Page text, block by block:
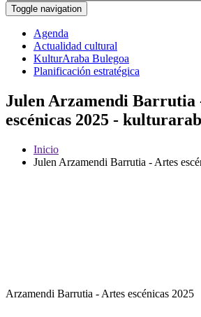
Toggle navigation
Agenda
Actualidad cultural
KulturAraba Bulegoa
Planificación estratégica
Julen Arzamendi Barrutia
escénicas 2025 -
Inicio
Julen Arzamendi Barrutia - Artes
Arzamendi Barrutia - Artes escénicas 2025